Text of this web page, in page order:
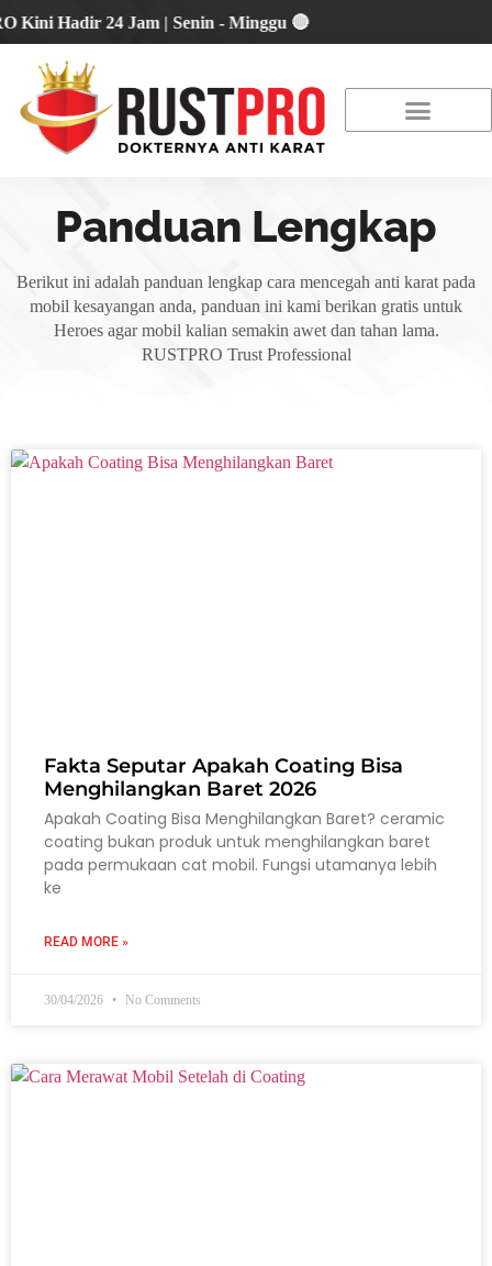
Hadir 24 Jam | Senin - Minggu 🔴
Panduan Lengkap
Berikut ini adalah panduan lengkap cara mencegah anti karat pada
mobil kesayangan anda, panduan ini kami berikan gratis untuk
Heroes agar mobil kalian semakin awet dan tahan lama.
RUSTPRO Trust Professional
Fakta Seputar Apakah Coating Bisa
Menghilangkan Baret 2026
Apakah Coating Bisa Menghilangkan Baret? ceramic
coating bukan produk untuk menghilangkan baret
pada permukaan cat mobil. Fungsi utamanya lebih
ke
READ MORE »
30/04/2026 No Comments